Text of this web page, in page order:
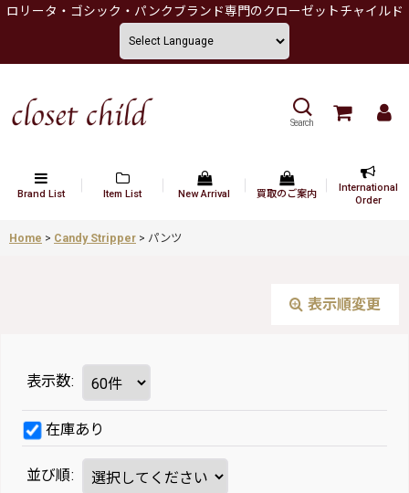
ロリータ・ゴシック・パンクブランド専門のクローゼットチャイルド
Search
Brand List Item List New Arrival 買取のご案内
International
Order
Home > Candy Stripper > パンツ
表示順変更
表示数:
在庫あり
並び順: